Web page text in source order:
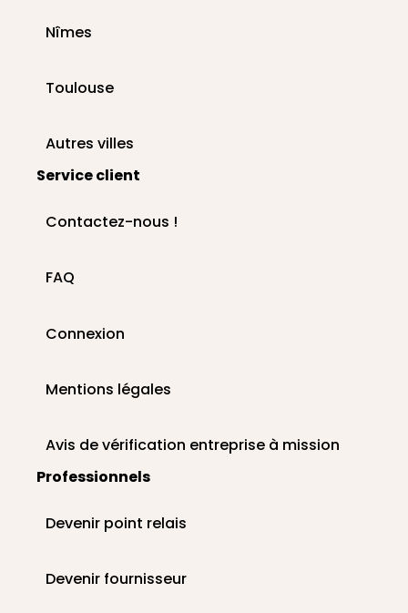
Nîmes
Toulouse
Autres villes
Service client
Contactez-nous !
FAQ
Connexion
Mentions légales
Avis de vérification entreprise à mission
Professionnels
Devenir point relais
Devenir fournisseur